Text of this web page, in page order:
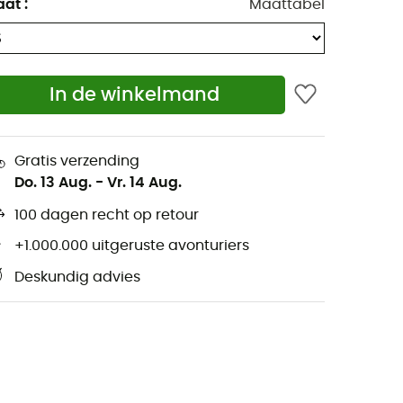
: Maattabel
In de winkelmand
Gratis verzending
Do. 13 Aug. - Vr. 14 Aug.
100 dagen recht op retour
+1.000.000 uitgeruste avonturiers
Deskundig advies